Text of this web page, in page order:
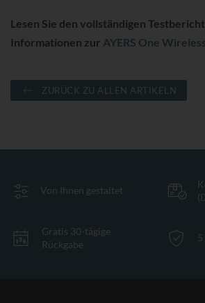
Lesen Sie den vollständigen Testbericht
Informationen zur AYERS One
ZURÜCK ZU ALLEN ARTIKELN
Von Ihnen gestaltet
Gratis 30-tägige
Rückgabe